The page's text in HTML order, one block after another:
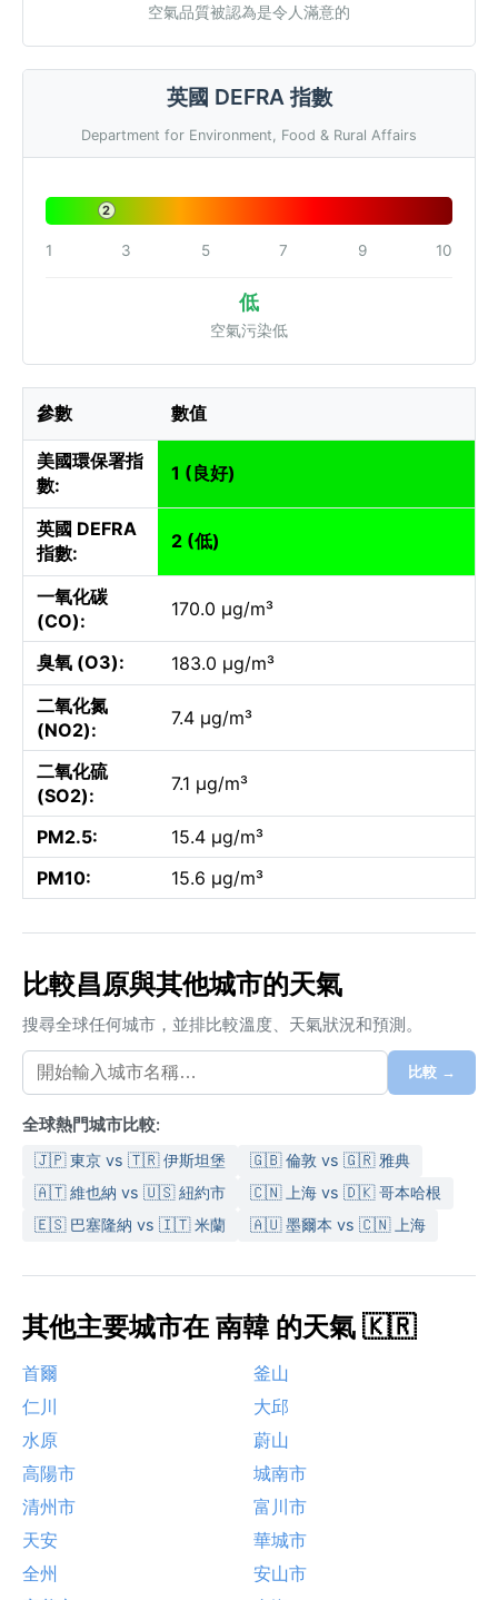
空氣品質被認為是令人滿意的
英國 DEFRA 指數
Department for Environment, Food & Rural Affairs
2
1 3 5 7 9 10
低
空氣污染低
參數 數值
美國環保署指
數:
1 (良好)
英國 DEFRA
指數:
2 (低)
一氧化碳
(CO):
170.0 µg/m³
臭氧 (O3):
183.0 µg/m³
二氧化氮
(NO2):
7.4 µg/m³
二氧化硫
(SO2):
7.1 µg/m³
PM2.5:
15.4 µg/m³
PM10:
15.6 µg/m³
比較昌原與其他城市的天氣
搜尋全球任何城市，並排比較溫度、天氣狀況和預測。
比較 →
全球熱門城市比較:
🇯🇵 東京 vs 🇹🇷 伊斯坦堡
🇬🇧 倫敦 vs 🇬🇷 雅典
🇦🇹 維也納 vs 🇺🇸 紐約市
🇨🇳 上海 vs 🇩🇰 哥本哈根
🇪🇸 巴塞隆納 vs 🇮🇹 米蘭
🇦🇺 墨爾本 vs 🇨🇳 上海
其他主要城市在 南韓 的天氣 🇰🇷
首爾
釜山
仁川
大邱
水原
蔚山
高陽市
城南市
清州市
富川市
天安
華城市
全州
安山市